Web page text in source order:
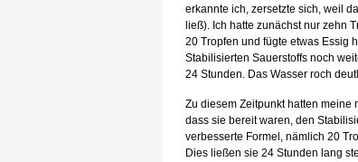
erkannte ich, zersetzte sich, weil
ließ). Ich hatte zunächst nur zehn
20 Tropfen und fügte etwas Essig
Stabilisierten Sauerstoffs noch
24 Stunden. Das Wasser roch
Zu diesem Zeitpunkt hatten meine
dass sie bereit waren, den
verbesserte Formel, nämlich 20
Dies ließen sie 24 Stunden lang